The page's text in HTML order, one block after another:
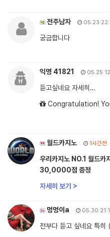
전주남자 05.23
궁금합니다
익명 41821 05.25
듣고싶네요 자세히…
Congratulation!
월드카지노 1시간전
우리카지노 NO.1 월드카
30,0000점 증정
자세히 보기 >
멍멍이a 05.30
전부다 듣고 싶네요 특히